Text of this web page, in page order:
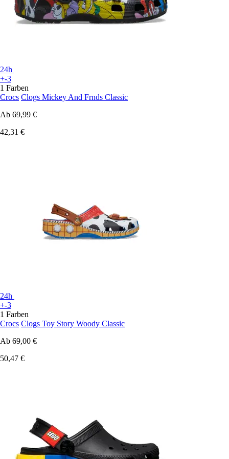
24h
+-3
1 Farben
Crocs Clogs Mickey And Frnds Classic
Ab 69,99 €
42,31 €
24h
+-3
1 Farben
Crocs Clogs Toy Story Woody Classic
Ab 69,00 €
50,47 €